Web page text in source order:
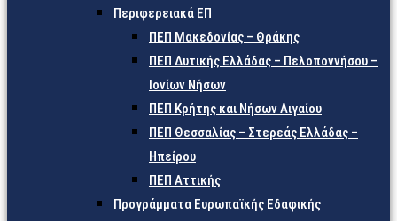
Περιφερειακά ΕΠ
ΠΕΠ Μακεδονίας – Θράκης
ΠΕΠ Δυτικής Ελλάδας – Πελοποννήσου –
Ιονίων Νήσων
ΠΕΠ Κρήτης και Νήσων Αιγαίου
ΠΕΠ Θεσσαλίας – Στερεάς Ελλάδας –
Ηπείρου
ΠΕΠ Αττικής
Προγράμματα Ευρωπαϊκής Εδαφικής